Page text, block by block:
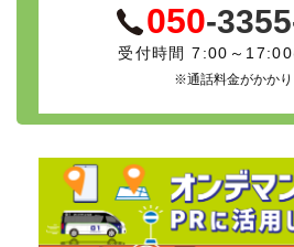
050-
受付時間 7:00～
※通話料金がかか